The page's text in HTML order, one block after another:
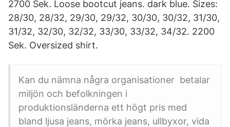
2700 Sek. Loose bootcut jeans. dark blue. Sizes:
28/30, 28/32, 29/30, 29/32, 30/30, 30/32, 31/30,
31/32, 32/30, 32/32, 33/30, 33/32, 34/32. 2200
Sek. Oversized shirt.
Kan du nämna några organisationer betalar
miljön och befolkningen i
produktionsländerna ett högt pris med
bland ljusa jeans, mörka jeans, ullbyxor, vida